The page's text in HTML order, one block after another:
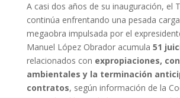
A casi dos años de su inauguración, el
continúa enfrentando una pesada
megaobra impulsada por el
Manuel López Obrador acumula 51
relacionados con expropiaciones,
ambientales y la terminación
contratos, según información de la